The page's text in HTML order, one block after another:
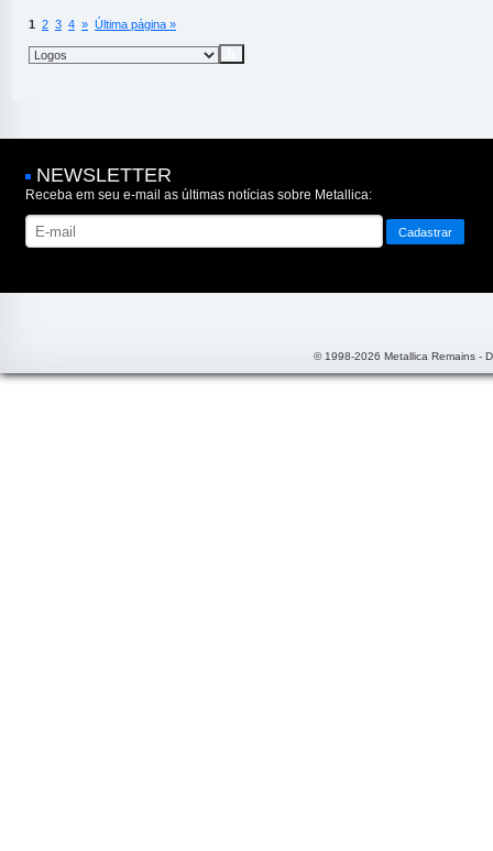
1 2 3 4 » Última página »
NEWSLETTER
Receba em seu e-mail as últimas notícias sobre Metallica:
© 1998-2026 Metallica Remains -